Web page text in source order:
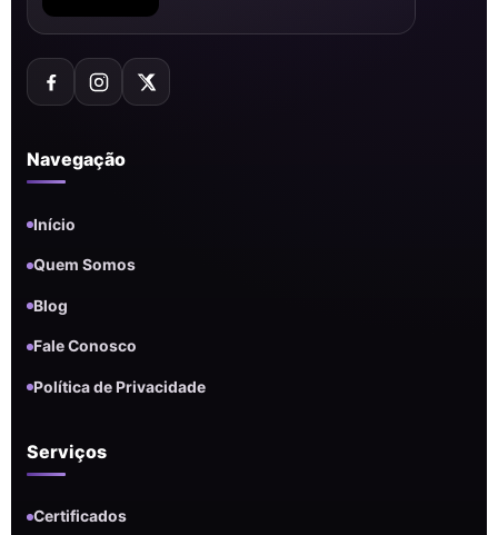
Navegação
Início
Quem Somos
Blog
Fale Conosco
Política de Privacidade
Serviços
Certificados